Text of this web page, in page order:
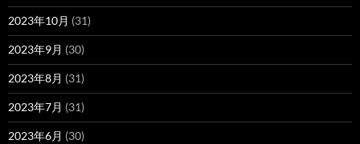
2023年10月 (31)
2023年9月 (30)
2023年8月 (31)
2023年7月 (31)
2023年6月 (30)